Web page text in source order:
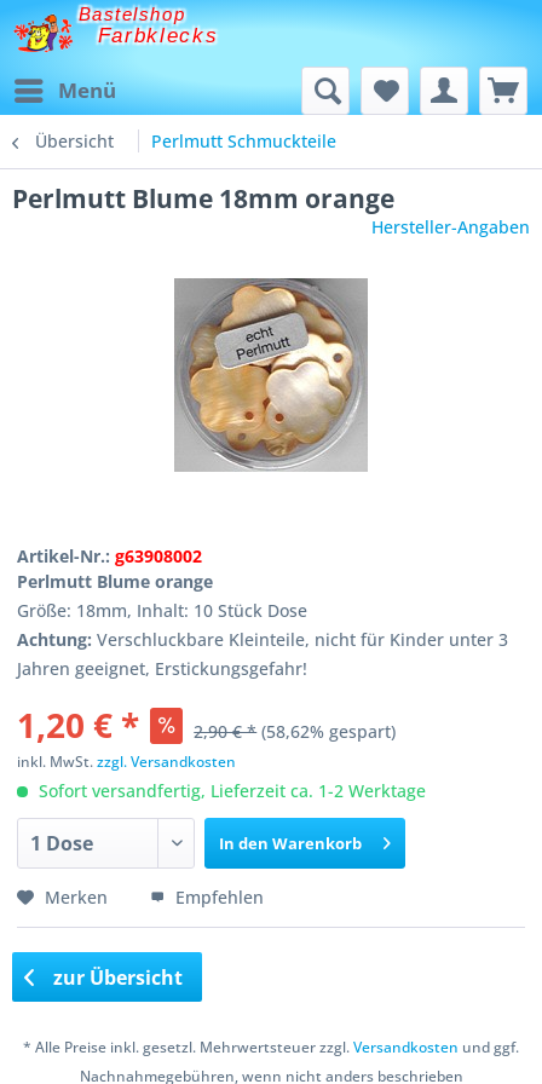
Bastelshop
Farbklecks
Menü
Übersicht Perlmutt Schmuckteile
Perlmutt Blume 18mm orange
Hersteller-Angaben
Artikel-Nr.:g63908002
Perlmutt Blume orange
Größe: 18mm, Inhalt: 10 Stück Dose
Achtung: Verschluckbare Kleinteile, nicht für Kinder unter 3
Jahren geeignet, Erstickungsgefahr!
1,20 € * 2,90 € * (58,62% gespart)
inkl. MwSt.zzgl. Versandkosten
Sofort versandfertig, Lieferzeit ca. 1-2 Werktage
In den Warenkorb
Merken Empfehlen
zur Übersicht
* Alle Preise inkl. gesetzl. Mehrwertsteuer zzgl.Versandkosten und ggf.
Nachnahmegebühren, wenn nicht anders beschrieben